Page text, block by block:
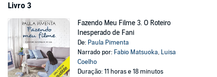
Livro 3
Fazendo Meu Filme 3. O Roteiro
Inesperado de Fani
De: Paula Pimenta
Narrado por: Fabio Matsuoka, Luisa
Coelho
Duração: 11 horas e 18 minutos